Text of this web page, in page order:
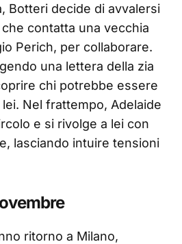
Botteri decide di avvalersi
che contatta una vecchia
Perich, per collaborare.
una lettera della zia
chi potrebbe essere
Nel frattempo, Adelaide
e si rivolge a lei con
lasciando intuire tensioni
ritorno a Milano,